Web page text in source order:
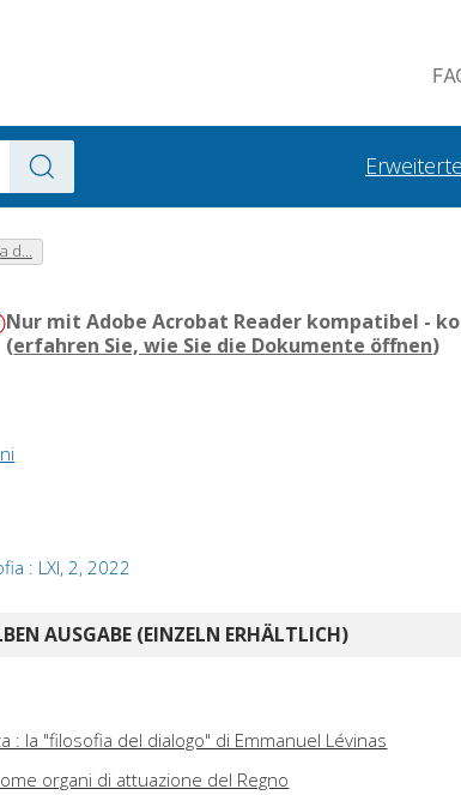
d...
Nur mit Adobe Acrobat Reader kompatibel -
(erfahren Sie, wie Sie die Dokumente öffnen)
: LXI, 2, 2022
AUSGABE (EINZELN ERHÄLTLICH)
: la "filosofia del dialogo" di Emmanuel Lévinas
organi di attuazione del Regno